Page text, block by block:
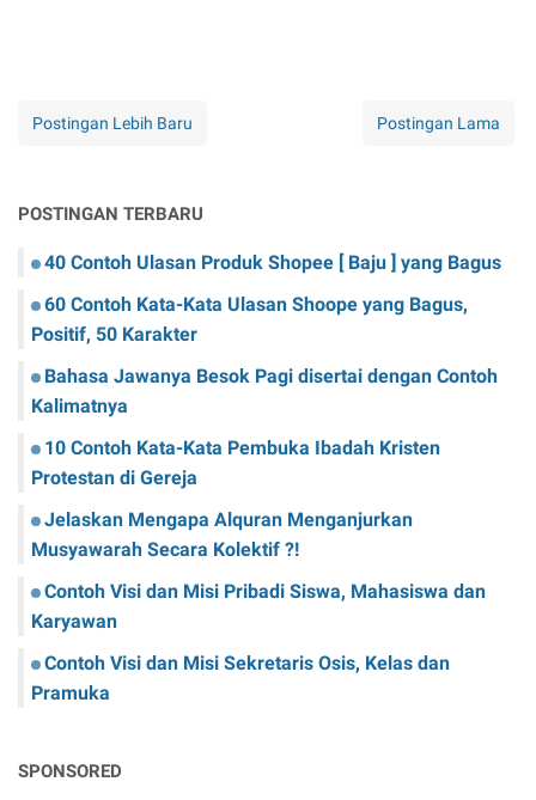
Postingan Lebih Baru Postingan Lama
POSTINGAN TERBARU
40 Contoh Ulasan Produk Shopee [ Baju ] yang Bagus
60 Contoh Kata-Kata Ulasan Shoope yang Bagus,
Positif, 50 Karakter
Bahasa Jawanya Besok Pagi disertai dengan Contoh
Kalimatnya
10 Contoh Kata-Kata Pembuka Ibadah Kristen
Protestan di Gereja
Jelaskan Mengapa Alquran Menganjurkan
Musyawarah Secara Kolektif ?!
Contoh Visi dan Misi Pribadi Siswa, Mahasiswa dan
Karyawan
Contoh Visi dan Misi Sekretaris Osis, Kelas dan
Pramuka
SPONSORED